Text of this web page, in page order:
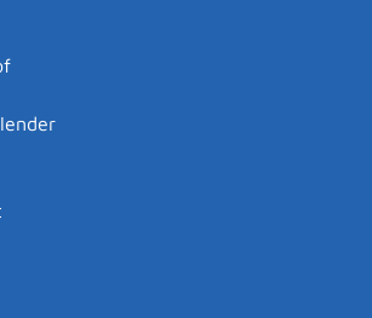
ausstellen
stellen
des Betriebs gentechnischer
Gemeinschaftslizenz beantragen
Entwicklungsziels einer Ökokonto-
Wohnsitzes innerhalb derselben
melden
Beantragung oder bei Bezug von